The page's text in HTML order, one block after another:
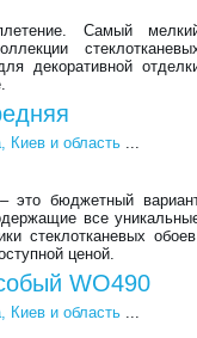
Самый
декоративной
Киев и область ...
это бюджетный
все
стеклотканевых
ценой.
WO490
Киев и область ...